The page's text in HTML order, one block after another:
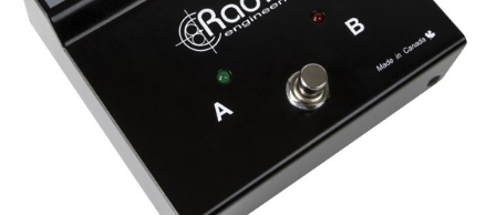
電子ピアノ
管楽器 その他楽器